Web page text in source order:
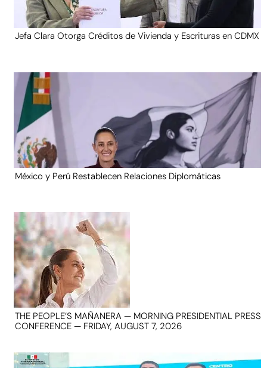
Jefa Clara Otorga Créditos de Vivienda y Escrituras en CDMX
México y Perú Restablecen Relaciones Diplomáticas
THE PEOPLE’S MAÑANERA — MORNING PRESIDENTIAL PRESS
CONFERENCE — FRIDAY, AUGUST 7, 2026